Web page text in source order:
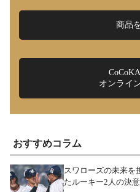
商品
オンライ
おすすめコラム
スワローズの未来
たルーキー2人の決